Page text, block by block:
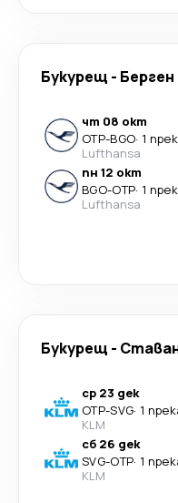
Букурещ - Берген
чт 08 окт
OTP-BGO· 1
Lufthansa
пн 12 окт
BGO-OTP· 1
Lufthansa
Букурещ -
ср 23 дек
OTP-SVG· 1
KLM
сб 26 дек
SVG-OTP· 1
KLM